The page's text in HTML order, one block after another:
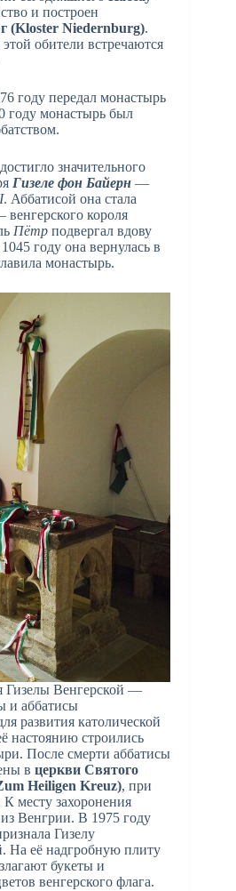
и построен
(Kloster Niedernburg).
обители встречаются
году передал монастырь
году монастырь был
значительного
Гизеле фон Байерн —
. Аббатисой она стала
короля
Пётр подвергал вдову
году она вернулась в
монастырь.
Гизелы Венгерской —
и аббатисы
развития католической
настоянию строились
После смерти аббатисы
в церкви Святого
Heiligen Kreuz), при
месту захоронения
Венгрии. В 1975 году
Гизелу
На её надгробную плиту
букеты и
венгерского флага.